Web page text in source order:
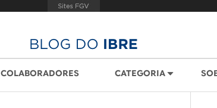
COLABORADORES CATEGORIA